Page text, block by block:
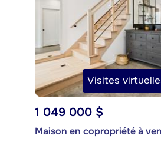
Visites
1 049 000 $
Maison en copropriété à